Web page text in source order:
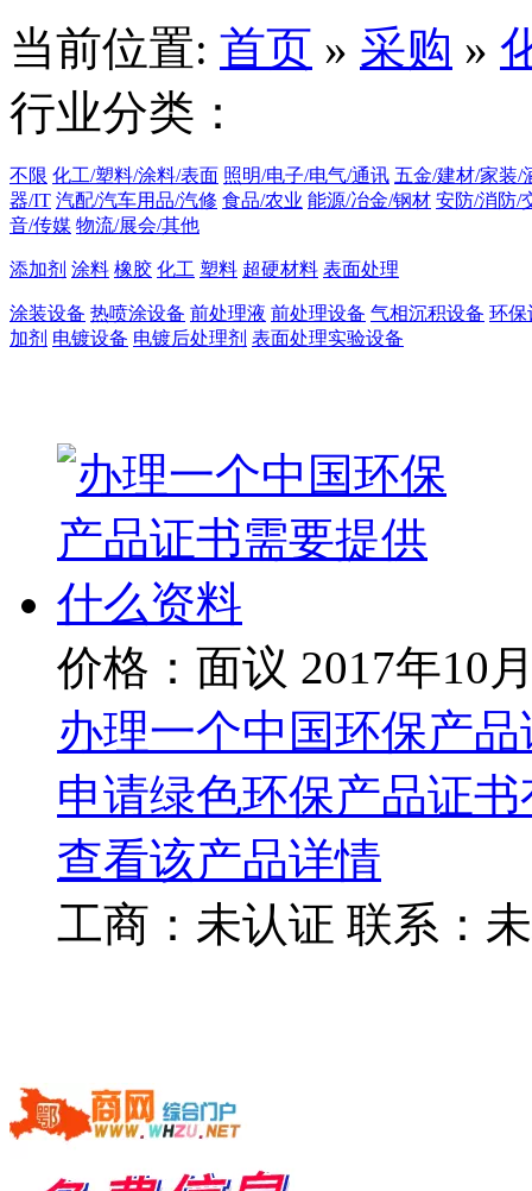
当前位置: 首页 » 采购 »
行业分类：
不限 化工/塑料/涂料/表面 照明/电子/电气/通讯 五金/建材/家装/
器/IT 汽配/汽车用品/汽修 食品/农业 能源/冶金/钢材 安防/消防/
音/传媒 物流/展会/其他
添加剂 涂料 橡胶 化工 塑料 超硬材料 表面处理
涂装设备 热喷涂设备 前处理液 前处理设备 气相沉积设备 环保
加剂 电镀设备 电镀后处理剂 表面处理实验设备
价格：面议 2017年10
办理一个中国环保产
申请绿色环保产品证
查看该产品详情
工商： 未认证 联系：